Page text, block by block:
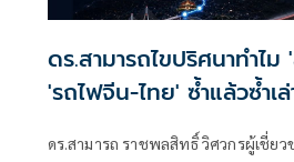
ดร.สามารถไขปริศนาทำ
'รถไฟจีน-ไทย' ซ้ำแล้วซ้ำเล่
ดร.สามารถ ราชพลสิทธิ์ วิศวกรผู้เชี่ย